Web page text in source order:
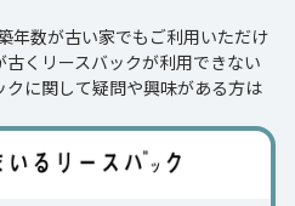
年数が古い家でもご利用いただけ
くリースバックが利用できない
に関して疑問や興味がある方は